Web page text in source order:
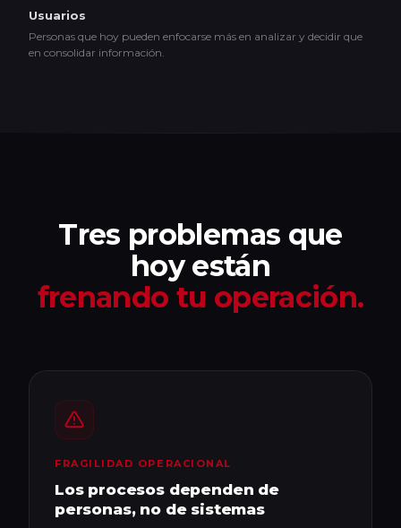
Usuarios
Personas que hoy pueden enfocarse más en analizar y decidir que
en consolidar información.
Tres problemas que
hoy están
frenando tu operación.
FRAGILIDAD OPERACIONAL
Los procesos dependen de
personas, no de sistemas